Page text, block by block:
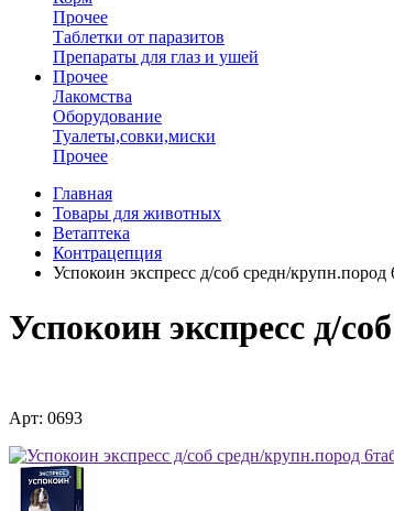
Прочее
Таблетки от паразитов
Препараты для глаз и ушей
Прочее
Лакомства
Оборудование
Туалеты,совки,миски
Прочее
Главная
Товары для животных
Ветаптека
Контрацепция
Успокоин экспресс д/соб средн/крупн.пород
Успокоин экспресс д/
Арт: 0693